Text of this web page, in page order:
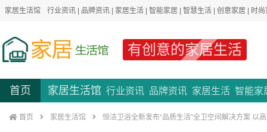
家居生活馆 行业资讯 | 品牌资讯 | 家居生活 | 智能家居 | 智慧生活 | 创意家居 | 时
有创意的家居生活
首页 家居生活馆 行业资讯 品牌资讯 家居生活 智能家
首页 家居生活馆 恒洁卫浴全新发布“品质生活”全卫空间解决方案 以